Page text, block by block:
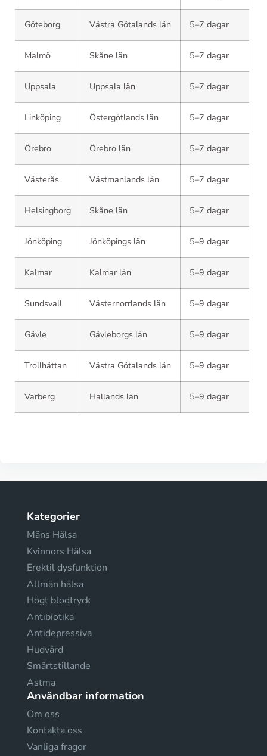
Göteborg Västra Götalands län 5–7 dagar
Malmö Skåne län 5–7 dagar
Uppsala Uppsala län 5–7 dagar
Linköping Östergötlands län 5–7 dagar
Örebro Örebro län 5–7 dagar
Västerås Västmanlands län 5–7 dagar
Helsingborg Skåne län 5–7 dagar
Jönköping Jönköpings län 5–9 dagar
Kalmar Kalmar län 5–9 dagar
Sundsvall Västernorrlands län 5–9 dagar
Gävle Gävleborgs län 5–9 dagar
Trollhättan Västra Götalands län 5–9 dagar
Varberg Hallands län 5–9 dagar
Kategorier
Mäns Hälsa
Kvinnors Hälsa
Erektil dysfunktion
Allmän hälsa
Högt blodtryck
Antibiotika
Antidepressiva
Hudvård
Smärtstillande
Astma
Användbar information
Om oss
Kontakta oss
Vanliga fragor